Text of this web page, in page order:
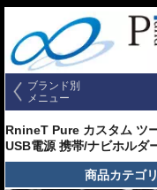
ブランド別
メニュー
RnineT Pure カスタム ツ
USB電源 携帯/ナビホルダ
商品カテゴ